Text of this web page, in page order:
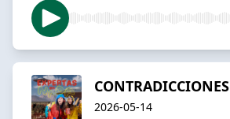
CONTRADICCIONES
2026-05-14